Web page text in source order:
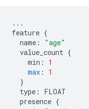
...
feature {
name :
"age"
value_count {
min :
1
max :
1
}
type :
FLOAT
presence {